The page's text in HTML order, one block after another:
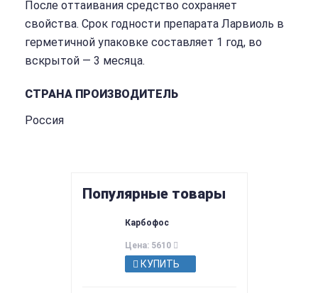
После оттаивания средство сохраняет
свойства. Срок годности препарата Ларвиоль в
герметичной упаковке составляет 1 год, во
вскрытой — 3 месяца.
СТРАНА ПРОИЗВОДИТЕЛЬ
Россия
Популярные товары
Карбофос
Цена: 5610
КУПИТЬ